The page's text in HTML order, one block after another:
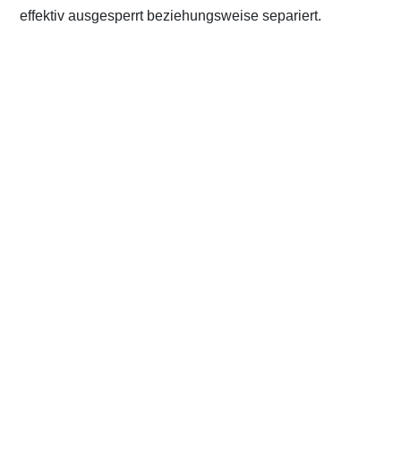
effektiv ausgesperrt beziehungsweise separiert.